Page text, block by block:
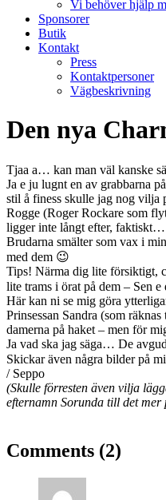
Vi behöver hjälp
Sponsorer
Butik
Kontakt
Press
Kontaktpersoner
Vägbeskrivning
Den nya
Tjaa a… kan man väl kanske
Ja e ju lugnt en av grabbarna
stil å finess skulle jag nog vilja
Rogge (Roger Rockare som
ligger inte långt efter, faktiskt…
Brudarna smälter som vax i
med dem 😉
Tips! Närma dig lite försiktigt,
lite trams i örat på dem – Sen
Här kan ni se mig göra
Prinsessan Sandra (som
damerna på haket – men för
Ja vad ska jag säga… De
Skickar även några bilder på
/ Seppo
(Skulle förresten även vilja
efternamn Sorunda till det
Comments (2)